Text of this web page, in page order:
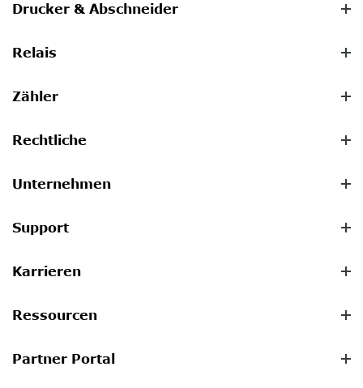
Drucker & Abschneider
Relais
Zähler
Rechtliche
Unternehmen
Support
Karrieren
Ressourcen
Partner Portal